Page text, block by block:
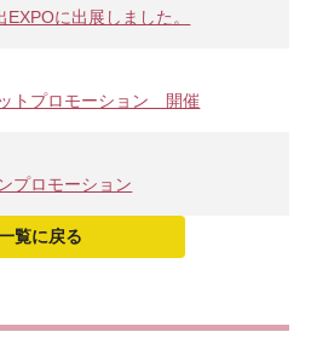
に出展しました。
トプロモーション 開催
プロモーション
覧に戻る